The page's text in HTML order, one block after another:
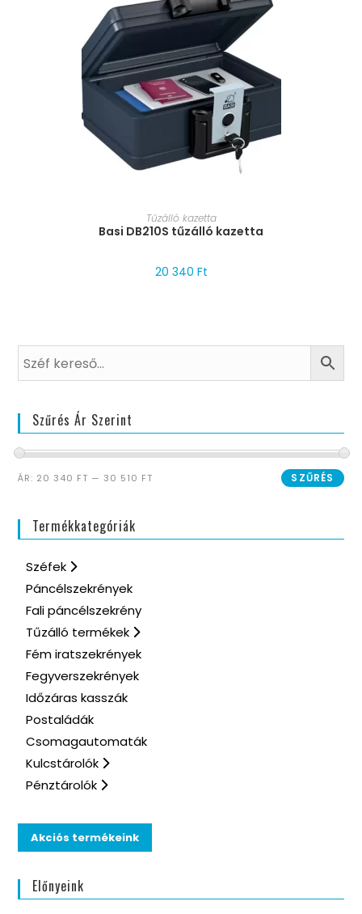
MÉRET VÁLASZTÁSA
Tűzálló kazetta
Basi DB210S tűzálló kazetta
20 340 Ft
Szűrés Ár Szerint
SZŰRÉS
ÁR: 20 340 FT — 30 510 FT
Termékkategóriák
Széfek
Páncélszekrények
Fali páncélszekrény
Tűzálló termékek
Fém iratszekrények
Fegyverszekrények
Időzáras kasszák
Postaládák
Csomagautomaták
Kulcstárolók
Pénztárolók
Akciós termékeink
Előnyeink